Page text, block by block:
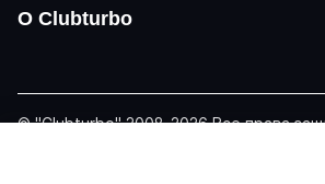
О Clubturbo
© "Clubturbo" 2008-2026 Все права